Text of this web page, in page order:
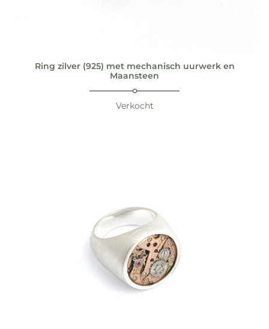
Ring zilver (925) met mechanisch uurwerk en
Maansteen
Verkocht